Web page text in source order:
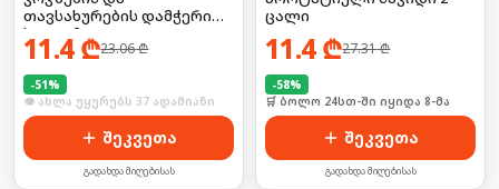
თავსახურების დამჭერი
სადგამი
11.4₾23.06₾
-51%
🛒 ბოლო 24სთ-ში იყიდა 9-მა
შეკვეთა
გადახდა მიღებისას
ცალი
11.4₾27.31₾
-58%
🛒 ბოლო 24სთ-ში იყიდა 8-მა
შეკვეთა
გადახდა მიღებისას